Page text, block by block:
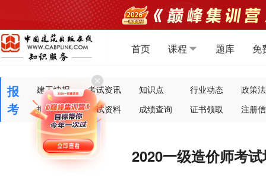
首页 课程 题库 免
报
考
建工快报 考试资讯 知识点 行业动态
政策
报考指南
考试资料 成绩查询 证书领取 注册
2020一级造价师考